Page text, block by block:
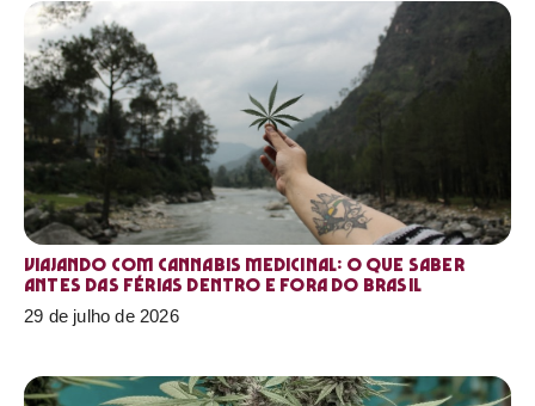
Viajando com cannabis medicinal: o que saber
antes das férias dentro e fora do Brasil
29 de julho de 2026